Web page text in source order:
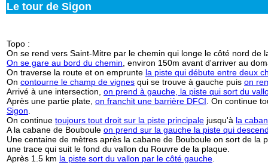
Le tour de Sigon
Topo :
On se rend vers Saint-Mitre par le chemin qui longe le côté nord de
On se gare au bord du chemin , environ 150m avant d'arriver au
On traverse la route et on emprunte la piste qui débute entre deux
On contourne le champ de vignes qui se trouve à gauche puis on
Arrivé à une intersection, on prend à gauche, la piste qui sort du
Après une partie plate, on franchit une barrière DFCI . On continue
Sigon
On continue toujours tout droit sur la piste principale jusqu'à la
A la cabane de Bouboule on prend sur la gauche la piste qui
Une centaine de mètres après la cabane de Bouboule on sort de la
une trace qui suit le fond du vallon du Rouvre de la plaque
Après 1.5 km la piste sort du vallon par le côté gauche